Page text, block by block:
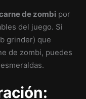
de zombi por
del juego. Si
grinder) que
de zombi, puedes